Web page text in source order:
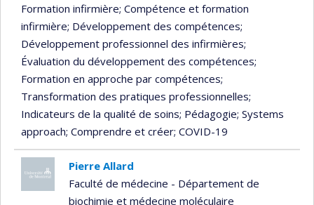
Formation infirmière; Compétence et formation
infirmière; Développement des compétences;
Développement professionnel des infirmières;
Évaluation du développement des compétences;
Formation en approche par compétences;
Transformation des pratiques professionnelles;
Indicateurs de la qualité de soins; Pédagogie; Systems
approach; Comprendre et créer; COVID-19
Pierre Allard
Faculté de médecine - Département de
biochimie et médecine moléculaire